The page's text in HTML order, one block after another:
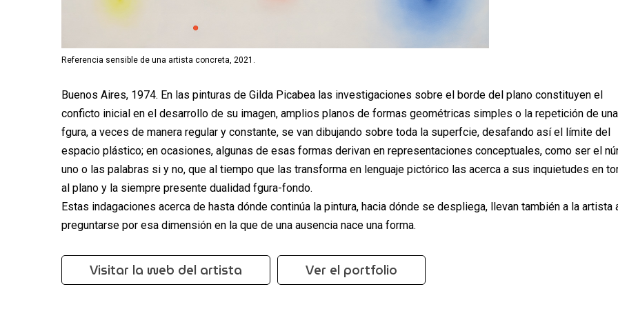
Referencia sensible de una artista concreta, 2021.
Buenos Aires, 1974. En las pinturas de Gilda Picabea las investigaciones sobre el borde del plano constituyen el
conficto inicial en el desarrollo de su imagen, amplios planos de formas geométricas simples o la repetición de una
fgura, a veces de manera regular y constante, se van dibujando sobre toda la superfcie, desafando así el límite del
espacio plástico; en ocasiones, algunas de esas formas derivan en representaciones conceptuales, como ser el
uno o las palabras si y no, que al tiempo que las transforma en lenguaje pictórico las acerca a sus inquietudes en
al plano y la siempre presente dualidad fgura-fondo.
Estas indagaciones acerca de hasta dónde continúa la pintura, hacia dónde se despliega, llevan también a la artista
preguntarse por esa dimensión en la que de una ausencia nace una forma.
Visitar la web del artista Ver el portfolio